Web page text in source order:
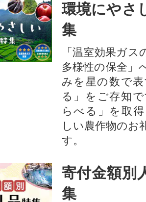
環境にやさ
集
「温室効果ガ
多様性の保全」
みを星の数で
る」をご存知
らべる」を取
しい農作物のお
す。​
寄付金額別
集